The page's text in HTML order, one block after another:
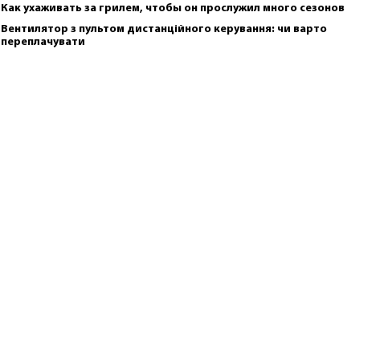
Как ухаживать за грилем, чтобы он прослужил много сезонов
Вентилятор з пультом дистанційного керування: чи варто
переплачувати